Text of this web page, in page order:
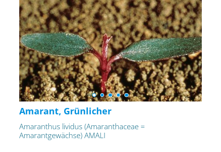
Amarant, Grünlicher
Amaranthus lividus (Amaranthaceae =
Amarantgewächse) AMALI